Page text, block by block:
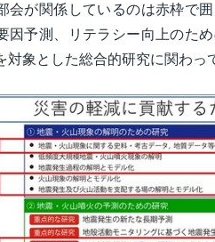
会が関係しているのは赤枠で
因予測、リテラシー向上のた
対象とした総合的研究に関わっ